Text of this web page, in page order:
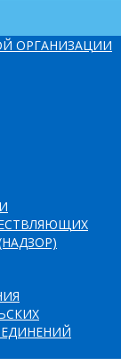
ОРГАНИЗАЦИИ